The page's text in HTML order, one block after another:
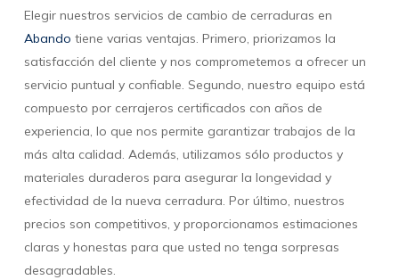
Elegir nuestros servicios de cambio de cerraduras en
Abando tiene varias ventajas. Primero, priorizamos la
satisfacción del cliente y nos comprometemos a ofrecer un
servicio puntual y confiable. Segundo, nuestro equipo está
compuesto por cerrajeros certificados con años de
experiencia, lo que nos permite garantizar trabajos de la
más alta calidad. Además, utilizamos sólo productos y
materiales duraderos para asegurar la longevidad y
efectividad de la nueva cerradura. Por último, nuestros
precios son competitivos, y proporcionamos estimaciones
claras y honestas para que usted no tenga sorpresas
desagradables.